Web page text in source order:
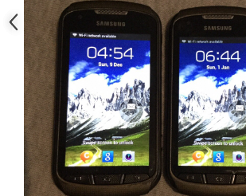
Placi de baza
Placa de baza Allview
Alcatel
Apple
Asus
HTC
Huawei
Nokia